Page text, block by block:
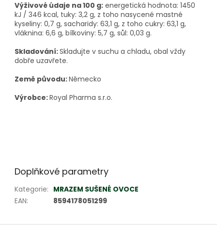
Výživové údaje na 100 g: energetická hodnota: 1450
kJ / 346 kcal, tuky: 3,2 g, z toho nasycené mastné
kyseliny: 0,7 g, sacharidy: 63,1 g, z toho cukry: 63,1 g,
vláknina: 6,6 g, bílkoviny: 5,7 g, sůl: 0,03 g.
Skladování:Skladujte v suchu a chladu, obal vždy
dobře uzavřete.
Země původu:Německo
Výrobce:Royal Pharma s.r.o.
Doplňkové parametry
Kategorie: MRAZEM SUŠENÉ OVOCE
EAN: 8594178051299
Z